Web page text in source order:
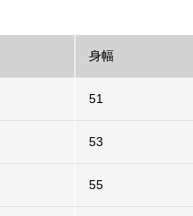
身幅
51
53
55